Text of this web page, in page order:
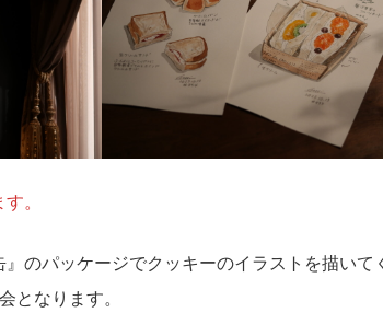
。
のパッケージでクッキーのイラストを描いて
となります。